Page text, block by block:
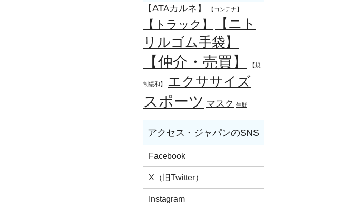
【ATAカルネ】 【コンテナ】
【トラック】
【ニト
リルゴム手袋】
【仲介・売買】 【規
制緩和】 エクササイズ
スポーツ マスク 生鮮
Facebook
X（旧Twitter）
Instagram